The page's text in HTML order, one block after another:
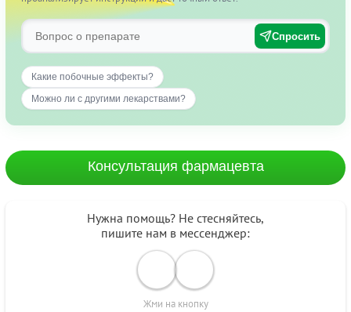
Спросить
Какие побочные эффекты?
Можно ли с другими лекарствами?
Консультация фармацевта
Нужна помощь? Не стесняйтесь,
пишите нам в мессенджер:
Жми на кнопку